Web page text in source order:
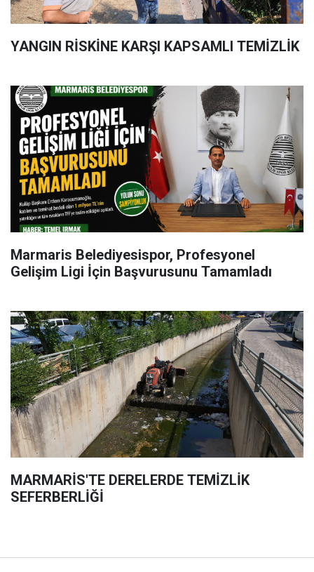
YANGIN RİSKİNE KARŞI KAPSAMLI TEMİZLİK
Marmaris Belediyesispor, Profesyonel
Gelişim Ligi İçin Başvurusunu Tamamladı
MARMARİS'TE DERELERDE TEMİZLİK
SEFERBERLİĞİ